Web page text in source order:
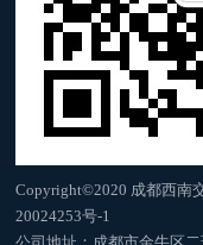
Copyright©2020 成都西南
20024253号-1